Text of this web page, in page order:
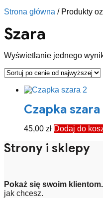
Strona główna / Produkty
Szara
Wyświetlanie jednego
Czapka
45,00 zł Dodaj do
Strony i sklepy
Pokaż się swoim klientom.
jak chcesz.